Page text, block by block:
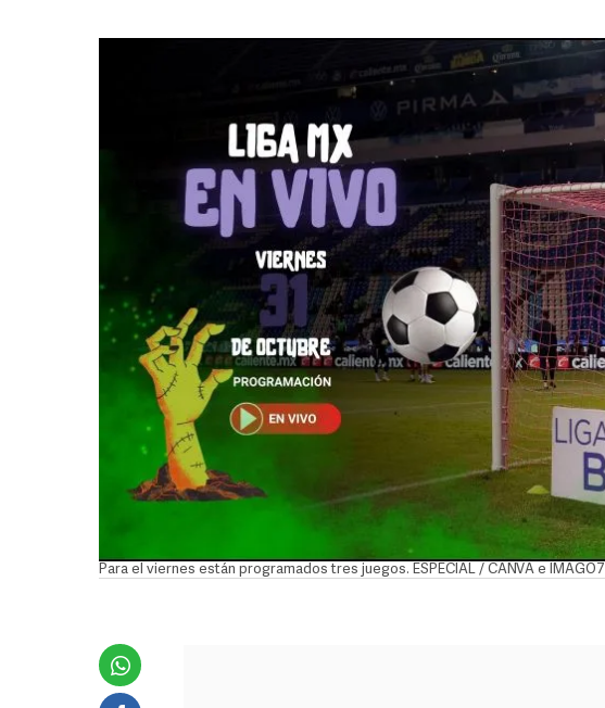
Para el viernes están programados tres juegos. ESPECIAL / CANVA e IMAGO7